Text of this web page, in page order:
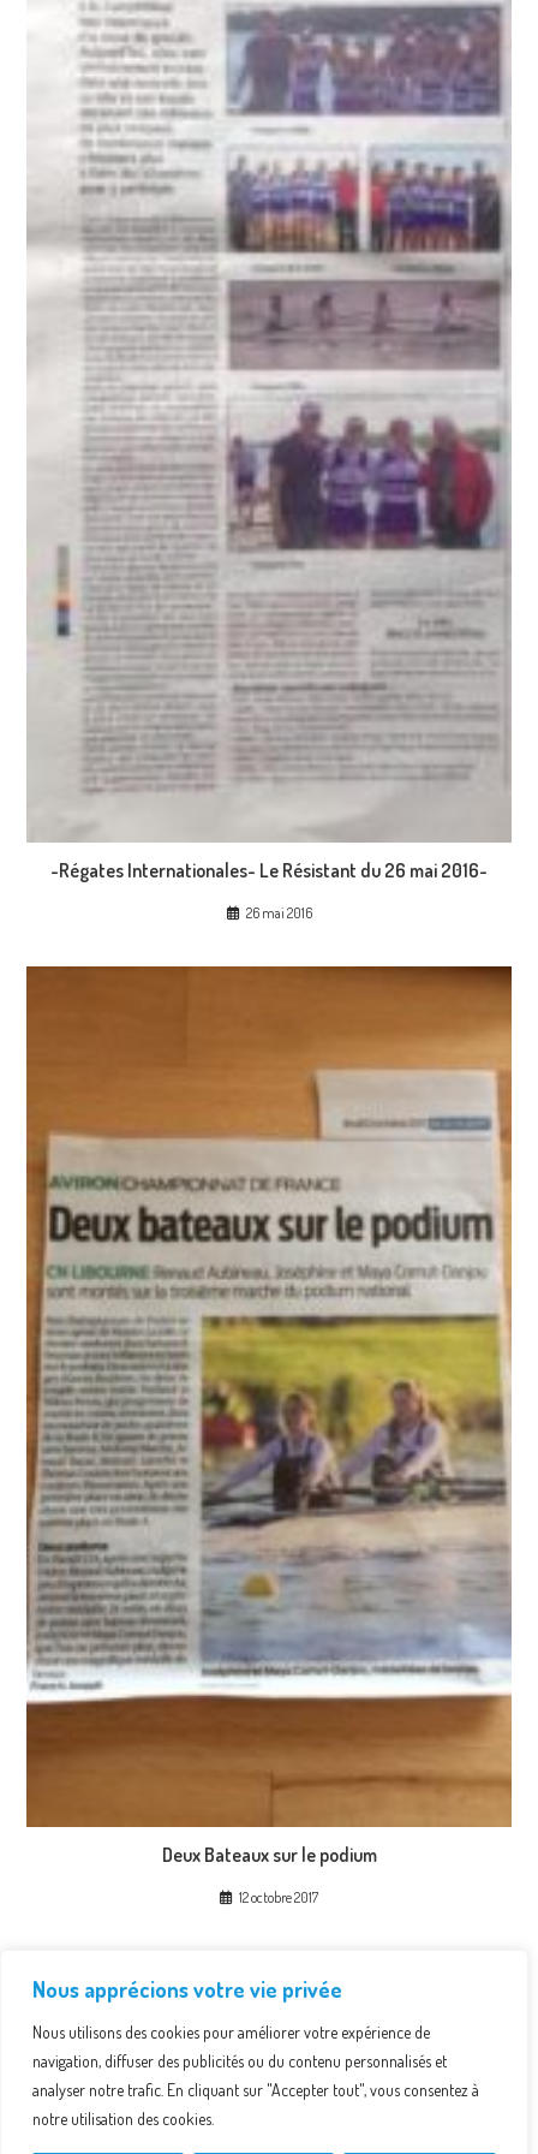
Nous apprécions votre vie privée
Nous utilisons des cookies pour améliorer votre expérience de
navigation, diffuser des publicités ou du contenu personnalisés et
analyser notre trafic. En cliquant sur "Accepter tout", vous consentez à
notre utilisation des cookies.
-Régates Internationales- Le Résistant du 26 mai 2016-
26 mai 2016
Deux Bateaux sur le podium
12 octobre 2017
10 octobre 2017